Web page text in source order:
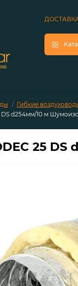
Гибкие
DS d254мм/10 м
25